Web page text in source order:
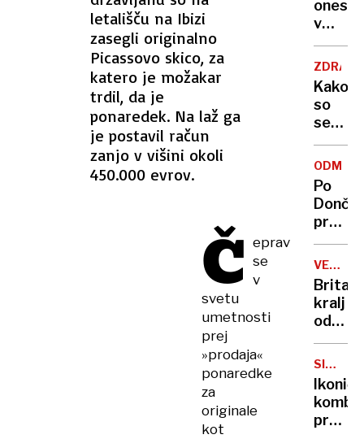
letališču na Ibizi
zasegli originalno
Picassovo skico, za
katero je možakar
trdil, da je
ponaredek. Na laž ga
je postavil račun
zanjo v višini okoli
450.000 evrov.
Č eprav
se
v
svetu
umetnosti
prej
»prodaja«
ponaredke
za
originale
kot
moji
sploh
v
delu
voda
Kako
so
se
cilji
vlade
Po
Karma
je
psica,
Nico
pa
njen
sin
VELIKA
kralj
zaradi
raka
SIMBOL
kombi